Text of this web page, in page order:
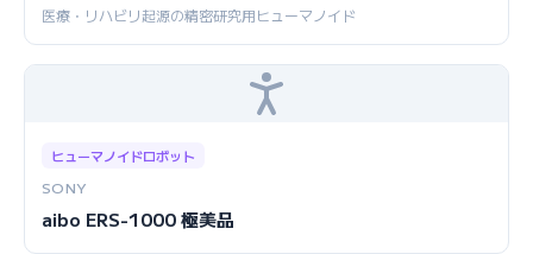
医療・リハビリ起源の精密研究用ヒューマノイド
ヒューマノイドロボット
SONY
aibo ERS-1000 極美品